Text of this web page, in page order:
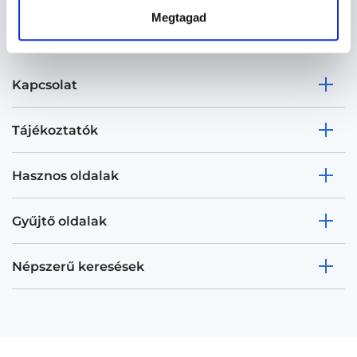
Megtagad
Kapcsolat
Tájékoztatók
Hasznos oldalak
Gyűjtő oldalak
Népszerű keresések